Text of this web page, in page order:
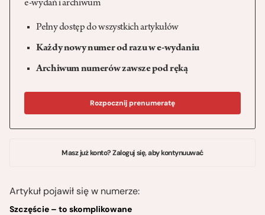
e-wydań i archiwum
Pełny dostęp do wszystkich artykułów
Każdy nowy numer od razu w e-wydaniu
Archiwum numerów zawsze pod ręką
Rozpocznij prenumeratę
Masz już konto? Zaloguj się, aby kontynuuwać
Artykuł pojawił się w numerze:
Szczęście – to skomplikowane